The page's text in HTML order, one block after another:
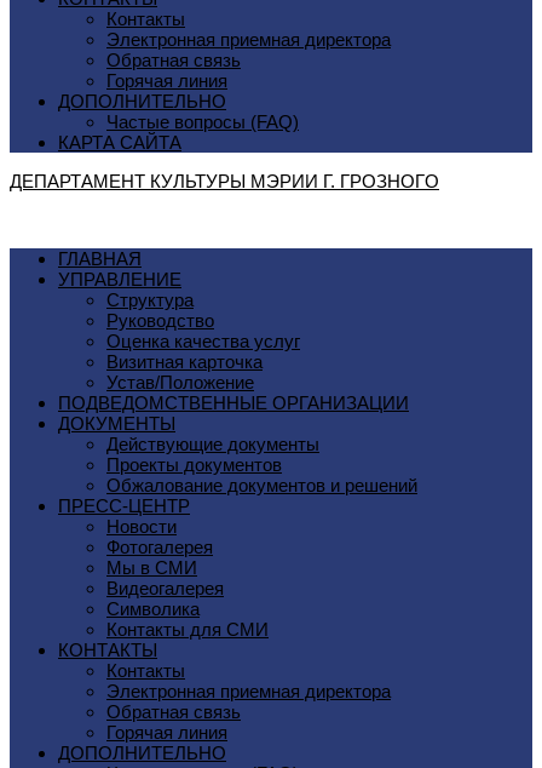
Контакты
Электронная приемная директора
Обратная связь
Горячая линия
ДОПОЛНИТЕЛЬНО
Частые вопросы (FAQ)
КАРТА САЙТА
ДЕПАРТАМЕНТ КУЛЬТУРЫ МЭРИИ Г. ГРОЗНОГO
ГЛАВНАЯ
УПРАВЛЕНИЕ
Структура
Руководство
Оценка качества услуг
Визитная карточка
Устав/Положение
ПОДВЕДОМСТВЕННЫЕ ОРГАНИЗАЦИИ
ДОКУМЕНТЫ
Действующие документы
Проекты документов
Обжалование документов и решений
ПРЕСС-ЦЕНТР
Новости
Фотогалерея
Мы в СМИ
Видеогалерея
Символика
Контакты для СМИ
КОНТАКТЫ
Контакты
Электронная приемная директора
Обратная связь
Горячая линия
ДОПОЛНИТЕЛЬНО